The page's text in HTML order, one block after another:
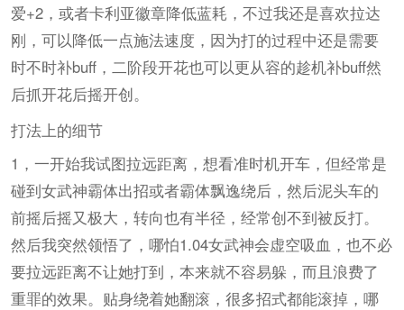
爱+2，或者卡利亚徽章降低蓝耗，不过我还是喜欢拉达
刚，可以降低一点施法速度，因为打的过程中还是需要
时不时补buff，二阶段开花也可以更从容的趁机补buff然
后抓开花后摇开创。
打法上的细节
1，一开始我试图拉远距离，想看准时机开车，但经常是
碰到女武神霸体出招或者霸体飘逸绕后，然后泥头车的
前摇后摇又极大，转向也有半径，经常创不到被反打。
然后我突然领悟了，哪怕1.04女武神会虚空吸血，也不必
要拉远距离不让她打到，本来就不容易躲，而且浪费了
重罪的效果。贴身绕着她翻滚，很多招式都能滚掉，哪